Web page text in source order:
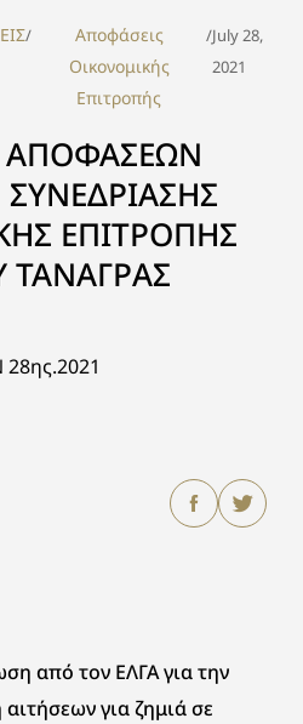
/
Αποφάσεις
Οικονομικής
Επιτροπής
/July 28,
2021
ΑΠΟΦΑΣΕΩΝ
ΣΥΝΕΔΡΙΑΣΗΣ
ΕΠΙΤΡΟΠΗΣ
από τον ΕΛΓΑ για την
για ζημιά σε